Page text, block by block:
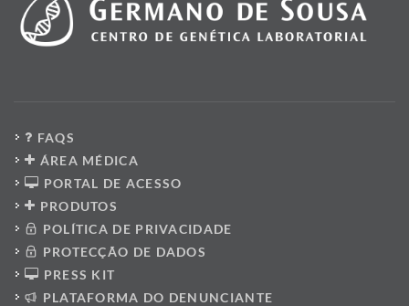
FAQS
ÁREA MÉDICA
PORTAL DE ACESSO
PRODUTOS
POLÍTICA DE PRIVACIDADE
PROTECÇÃO DE DADOS
PRESS KIT
PLATAFORMA DO DENUNCIANTE